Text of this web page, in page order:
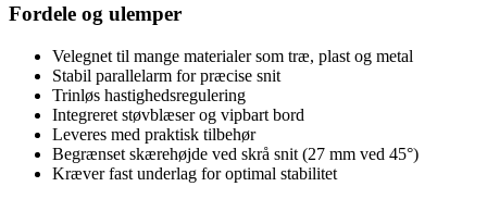
Fordele og ulemper
Velegnet til mange materialer som træ, plast og metal
Stabil parallelarm for præcise snit
Trinløs hastighedsregulering
Integreret støvblæser og vipbart bord
Leveres med praktisk tilbehør
Begrænset skærehøjde ved skrå snit (27 mm ved 45°)
Kræver fast underlag for optimal stabilitet